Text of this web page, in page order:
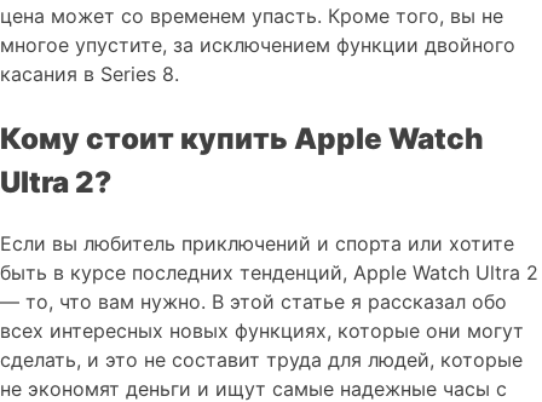
цена может со временем упасть. Кроме того, вы не
многое упустите, за исключением функции двойного
касания в Series 8.
Кому стоит купить Apple Watch
Ultra 2?
Если вы любитель приключений и спорта или хотите
быть в курсе последних тенденций, Apple Watch Ultra 2
— то, что вам нужно. В этой статье я рассказал обо
всех интересных новых функциях, которые они могут
сделать, и это не составит труда для людей, которые
не экономят деньги и ищут самые надежные часы с